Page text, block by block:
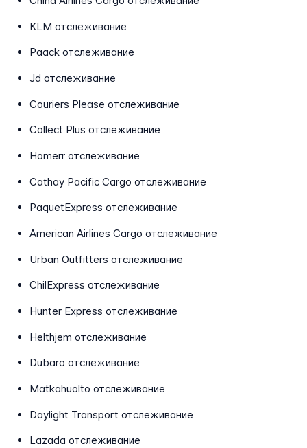
KLM отслеживание
Paack отслеживание
Jd отслеживание
Couriers Please отслеживание
Collect Plus отслеживание
Homerr отслеживание
Cathay Pacific Cargo отслеживание
PaquetExpress отслеживание
American Airlines Cargo отслеживание
Urban Outfitters отслеживание
ChilExpress отслеживание
Hunter Express отслеживание
Helthjem отслеживание
Dubaro отслеживание
Matkahuolto отслеживание
Daylight Transport отслеживание
Lazada отслеживание